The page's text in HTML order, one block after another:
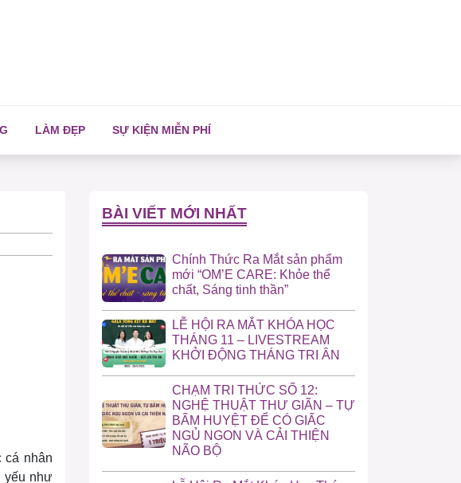
LÀM ĐẸP SỰ KIỆN MIỄN PHÍ
cá nhân
yếu như
BÀI VIẾT MỚI NHẤT
Chính Thức Ra Mắt sản phẩm
mới “OM’E CARE: Khỏe thể
chất, Sáng tinh thần”
LỄ HỘI RA MẮT KHÓA HỌC
THÁNG 11 – LIVESTREAM
KHỞI ĐỘNG THÁNG TRI ÂN
CHẠM TRI THỨC SỐ 12:
NGHỆ THUẬT THƯ GIÃN – TỰ
BẤM HUYỆT ĐỂ CÓ GIẤC
NGỦ NGON VÀ CẢI THIỆN
NÃO BỘ